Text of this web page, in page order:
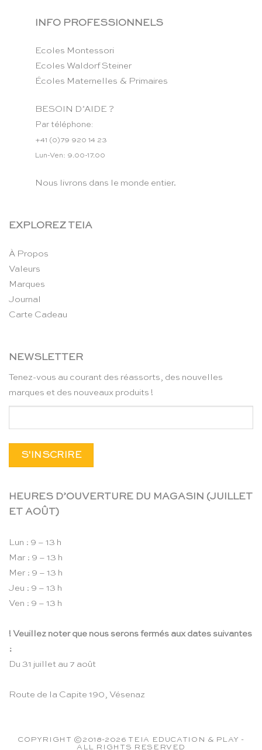
INFO PROFESSIONNELS
Ecoles Montessori
Ecoles Waldorf Steiner
Écoles Maternelles & Primaires
BESOIN D’AIDE ?
Par téléphone:
+41 (0)79 920 14 23
Lun-Ven: 9.00-17.00
Nous livrons dans le monde entier.
EXPLOREZ TEIA
À Propos
Valeurs
Marques
Journal
Carte Cadeau
NEWSLETTER
Tenez-vous au courant des réassorts, des nouvelles
marques et des nouveaux produits !
HEURES D’OUVERTURE DU MAGASIN (JUILLET
ET AOÛT)
Lun : 9 – 13 h
Mar : 9 – 13 h
Mer : 9 – 13 h
Jeu : 9 – 13 h
Ven : 9 – 13 h
! Veuillez noter que nous serons fermés aux dates suivantes
:
Du 31 juillet au 7 août
Route de la Capite 190, Vésenaz
COPYRIGHT ©2018-2026 TEIA EDUCATION & PLAY -
ALL RIGHTS RESERVED